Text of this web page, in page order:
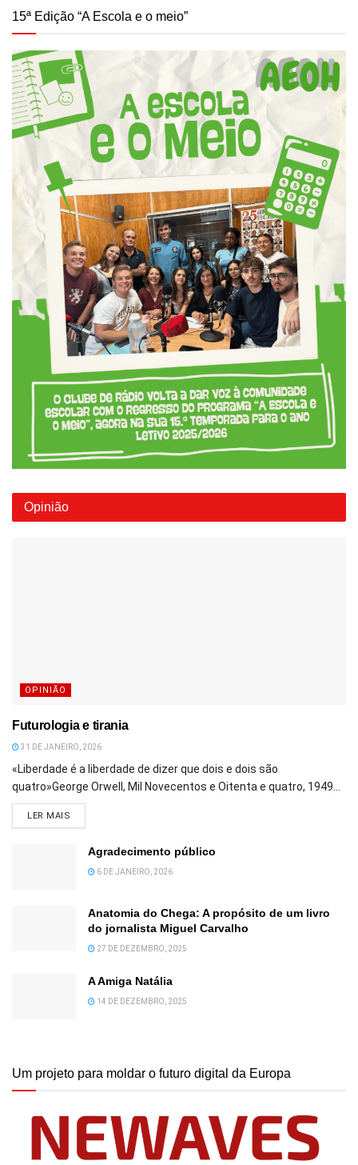
15ª Edição “A Escola e o meio”
Opinião
OPINIÃO
Futurologia e tirania
31 DE JANEIRO, 2026
«Liberdade é a liberdade de dizer que dois e dois são
quatro»George Orwell, Mil Novecentos e Oitenta e quatro, 1949...
LER MAIS
Agradecimento público
6 DE JANEIRO, 2026
Anatomia do Chega: A propósito de um livro
do jornalista Miguel Carvalho
27 DE DEZEMBRO, 2025
A Amiga Natália
14 DE DEZEMBRO, 2025
Um projeto para moldar o futuro digital da Europa